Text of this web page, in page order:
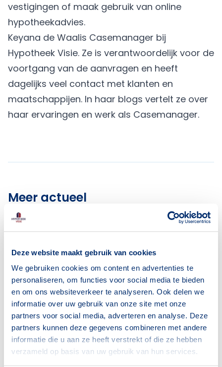
Deze website maakt gebruik van cookies
We gebruiken cookies om content en advertenties te
personaliseren, om functies voor social media te bieden
en om ons websiteverkeer te analyseren. Ook delen we
informatie over uw gebruik van onze site met onze
partners voor social media, adverteren en analyse. Deze
partners kunnen deze gegevens combineren met andere
informatie die u aan ze heeft verstrekt of die ze hebben
verzameld op basis van uw gebruik van hun services.
vestigingen of maak gebruik van online
hypotheekadvies.
Keyana de Waalis Casemanager bij
Hypotheek Visie. Ze is verantwoordelijk voor de
voortgang van de aanvragen en heeft
dagelijks veel contact met klanten en
maatschappijen. In haar blogs vertelt ze over
haar ervaringen en werk als Casemanager.
Meer actueel